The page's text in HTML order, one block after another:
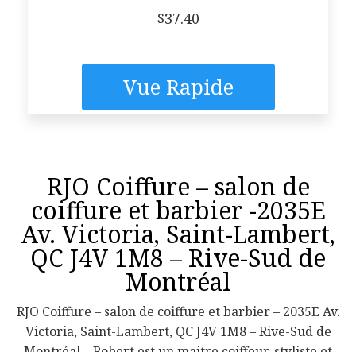
$37.40
Vue Rapide
RJO Coiffure – salon de
coiffure et barbier -2035E
Av. Victoria, Saint-Lambert,
QC J4V 1M8 – Rive-Sud de
Montréal
RJO Coiffure – salon de coiffure et barbier – 2035E Av.
Victoria, Saint-Lambert, QC J4V 1M8 – Rive-Sud de